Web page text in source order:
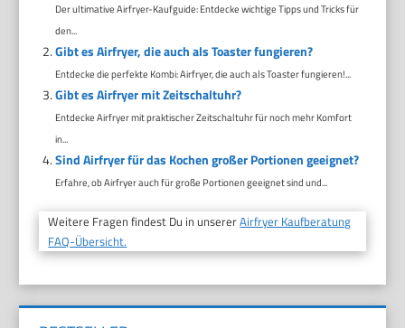
Der ultimative Airfryer-Kaufguide: Entdecke wichtige Tipps und Tricks für
den...
Gibt es Airfryer, die auch als Toaster fungieren?
Entdecke die perfekte Kombi: Airfryer, die auch als Toaster fungieren!...
Gibt es Airfryer mit Zeitschaltuhr?
Entdecke Airfryer mit praktischer Zeitschaltuhr für noch mehr Komfort
in...
Sind Airfryer für das Kochen großer Portionen geeignet?
Erfahre, ob Airfryer auch für große Portionen geeignet sind und...
Weitere Fragen findest Du in unsererAirfryer Kaufberatung
FAQ-Übersicht.